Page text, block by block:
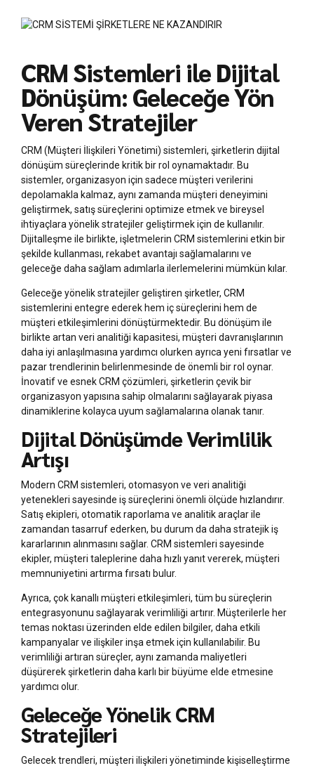
CRM Sistemleri ile Dijital
Dönüşüm: Geleceğe Yön
Veren Stratejiler
CRM (Müşteri İlişkileri Yönetimi) sistemleri, şirketlerin dijital
dönüşüm süreçlerinde kritik bir rol oynamaktadır. Bu
sistemler, organizasyon için sadece müşteri verilerini
depolamakla kalmaz, aynı zamanda müşteri deneyimini
geliştirmek, satış süreçlerini optimize etmek ve bireysel
ihtiyaçlara yönelik stratejiler geliştirmek için de kullanılır.
Dijitalleşme ile birlikte, işletmelerin CRM sistemlerini etkin bir
şekilde kullanması, rekabet avantajı sağlamalarını ve
geleceğe daha sağlam adımlarla ilerlemelerini mümkün kılar.
Geleceğe yönelik stratejiler geliştiren şirketler, CRM
sistemlerini entegre ederek hem iç süreçlerini hem de
müşteri etkileşimlerini dönüştürmektedir. Bu dönüşüm ile
birlikte artan veri analitiği kapasitesi, müşteri davranışlarının
daha iyi anlaşılmasına yardımcı olurken ayrıca yeni fırsatlar ve
pazar trendlerinin belirlenmesinde de önemli bir rol oynar.
İnovatif ve esnek CRM çözümleri, şirketlerin çevik bir
organizasyon yapısına sahip olmalarını sağlayarak piyasa
dinamiklerine kolayca uyum sağlamalarına olanak tanır.
Dijital Dönüşümde Verimlilik
Artışı
Modern CRM sistemleri, otomasyon ve veri analitiği
yetenekleri sayesinde iş süreçlerini önemli ölçüde hızlandırır.
Satış ekipleri, otomatik raporlama ve analitik araçlar ile
zamandan tasarruf ederken, bu durum da daha stratejik iş
kararlarının alınmasını sağlar. CRM sistemleri sayesinde
ekipler, müşteri taleplerine daha hızlı yanıt vererek, müşteri
memnuniyetini artırma fırsatı bulur.
Ayrıca, çok kanallı müşteri etkileşimleri, tüm bu süreçlerin
entegrasyonunu sağlayarak verimliliği artırır. Müşterilerle her
temas noktası üzerinden elde edilen bilgiler, daha etkili
kampanyalar ve ilişkiler inşa etmek için kullanılabilir. Bu
verimliliği artıran süreçler, aynı zamanda maliyetleri
düşürerek şirketlerin daha karlı bir büyüme elde etmesine
yardımcı olur.
Geleceğe Yönelik CRM
Stratejileri
Gelecek trendleri, müşteri ilişkileri yönetiminde kişiselleştirme